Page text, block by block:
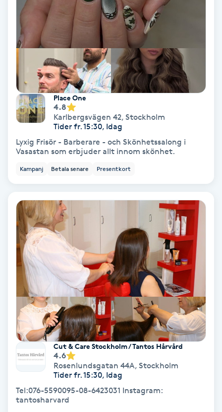
Thaimassage
Toning
Torr hårbotten
Torrborstning
Triggerpunktsmassage
Trådning
Träning
Tvätt & Fön
Vaccination
Vampyrbehandling
Vaxning
Vaxning brasiliansk
Veterinär
Vibrationsmassage
Place One
4.8
Karlbergsvägen 42, Stockholm
Tider fr. 15:30, Idag
Lyxig Frisör - Barberare - och Skönhetssalong i
Vasastan som erbjuder allt innom skönhet.
Kampanj Betala senare Presentkort
Cut & Care Stockholm / Tantos Hårvård
4.6
Rosenlundsgatan 44A, Stockholm
Tider fr. 15:30, Idag
Tel:076-5590095-08-6423031 Instagram:
tantosharvard